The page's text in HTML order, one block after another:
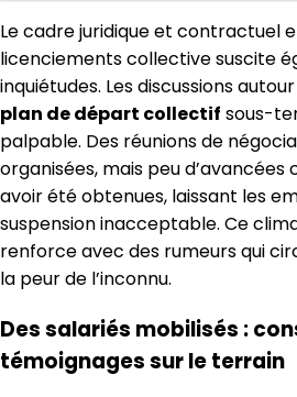
Le cadre juridique et contractuel
licenciements collective suscite
inquiétudes. Les discussions
plan de départ collectif sous-
palpable. Des réunions de
organisées, mais peu
avoir été obtenues, laissant les
suspension inacceptable. Ce
renforce avec des rumeurs qui
la peur de l’inconnu.
Des salariés mobilisés :
témoignages sur le terrain